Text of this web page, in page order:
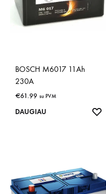
BOSCH M6017 11Ah
230A
€61.99 su PVM
DAUGIAU